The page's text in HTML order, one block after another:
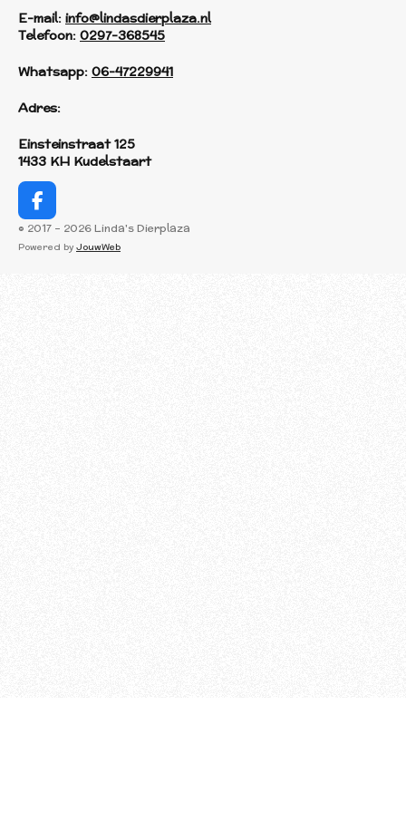
E-mail: info@lindasdierplaza.nl
Telefoon: 0297-368545
Whatsapp: 06-47229941
Adres:
Einsteinstraat 125
1433 KH Kudelstaart
F
a
c
© 2017 - 2026 Linda's Dierplaza
Powered by JouwWeb